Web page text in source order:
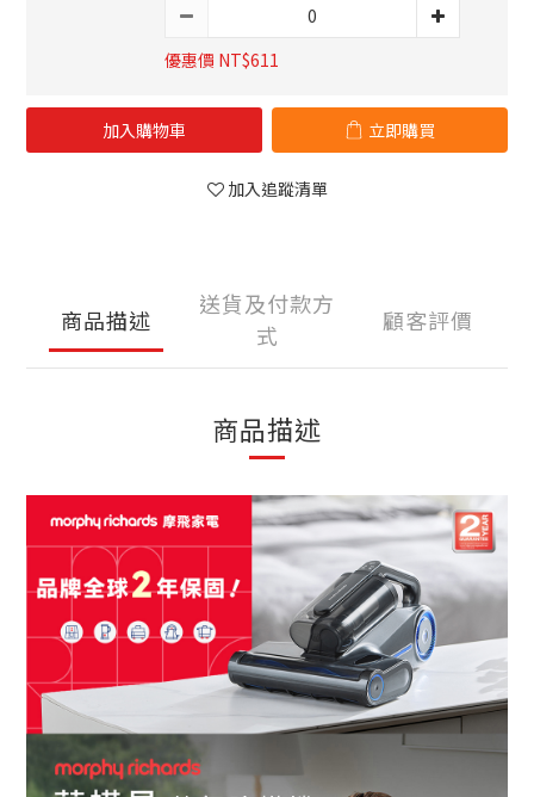
優惠價 NT$611
加入購物車 立即購買
加入追蹤清單
商品描述
送貨及付款方
式
顧客評價
商品描述